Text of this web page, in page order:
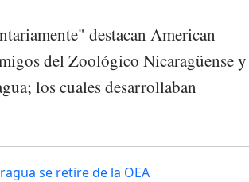
destacan American
del Zoológico Nicaragüense y
los cuales desarrollaban
se retire de la OEA